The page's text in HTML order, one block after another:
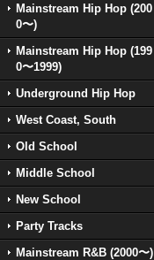
Mainstream Hip Hop (200
0〜)
Mainstream Hip Hop (199
0〜1999)
Underground Hip Hop
West Coast, South
Old School
Middle School
New School
Party Tracks
Mainstream R&B (2000〜)